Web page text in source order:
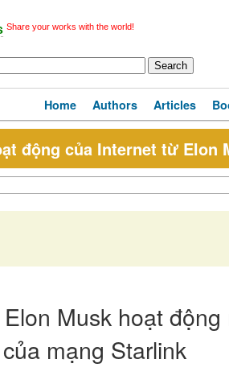
Share your works with the world!
Home Authors Articles
động của Internet từ Elon
Musk hoạt
mạng Starlink